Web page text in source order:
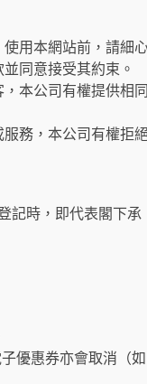
用本網站前，請細
同意接受其約束。
本公司有權提供相同
務，本公司有權拒
記時，即代表閣下承
優惠券亦會取消（如